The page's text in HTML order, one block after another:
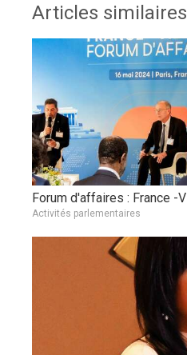
Articles similaires
Forum d'affaires : France -
Activités parlementaires